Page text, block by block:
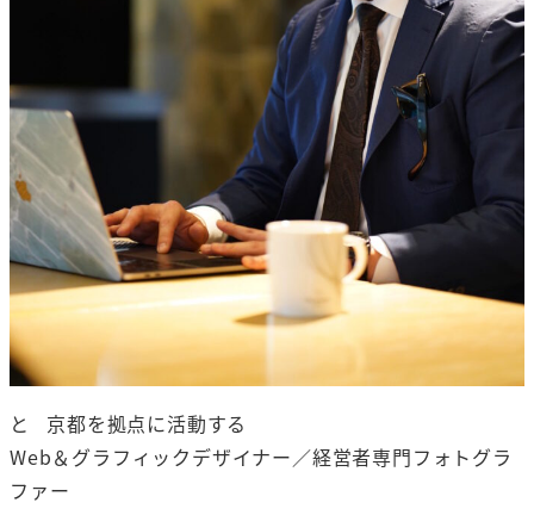
と 京都を拠点に活動する
Web＆グラフィックデザイナー／経営者専門フォトグラ
ファー